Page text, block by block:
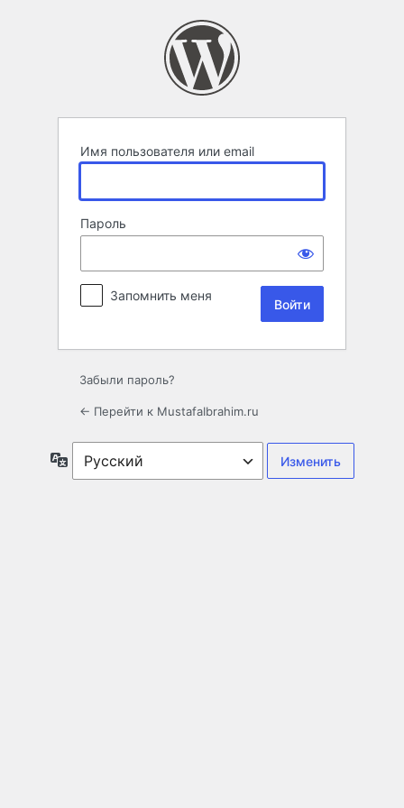
Имя пользователя или email
Пароль
Запомнить меня
Забыли пароль?
← Перейти к MustafaIbrahim.ru
Язык